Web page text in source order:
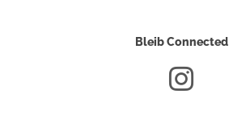
Bleib Connected